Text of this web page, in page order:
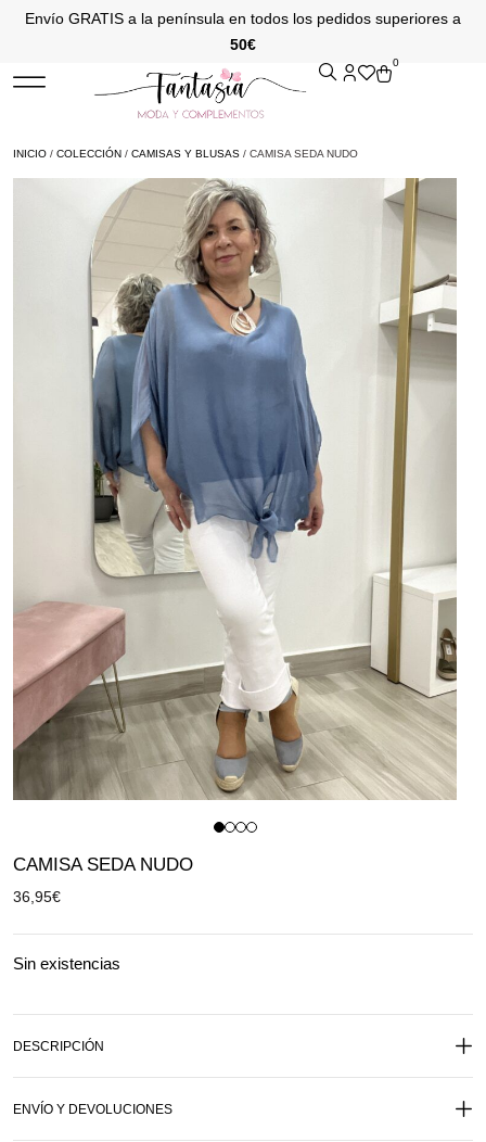
Envío GRATIS a la península en todos los pedidos superiores a
50€
0
INICIO / COLECCIÓN / CAMISAS Y BLUSAS / CAMISA SEDA NUDO
CAMISA SEDA NUDO
36,95€
Sin existencias
DESCRIPCIÓN
ENVÍO Y DEVOLUCIONES